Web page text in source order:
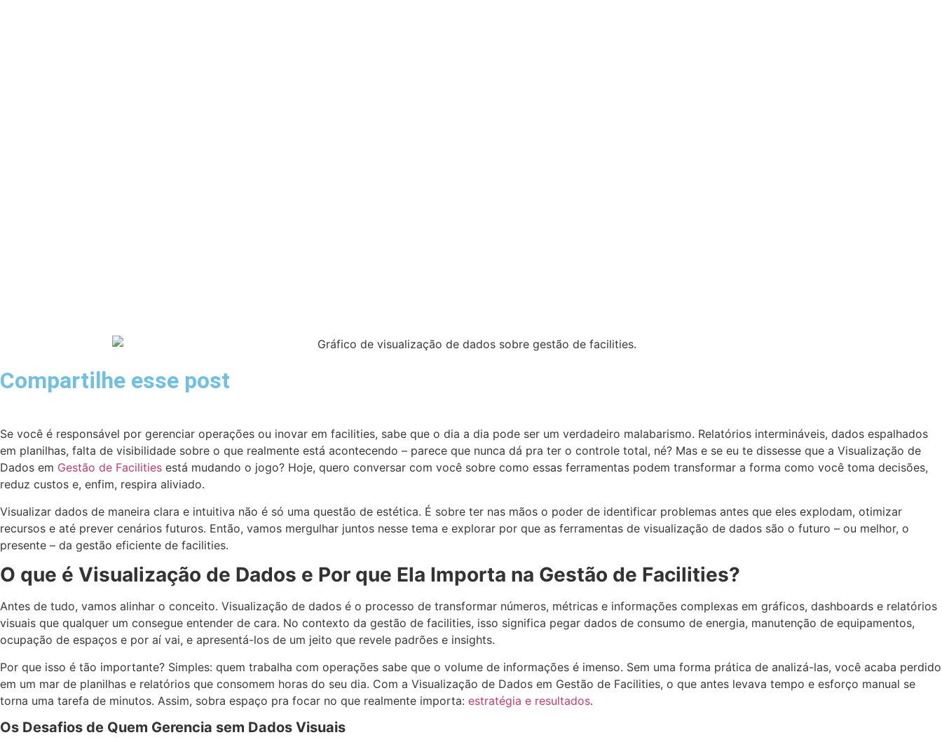
Compartilhe esse post
Se você é responsável por gerenciar operações ou inovar em facilities, sabe que o dia a dia pode ser um verdadeiro malabarismo. Relatórios intermináveis, dados espalhados
em planilhas, falta de visibilidade sobre o que realmente está acontecendo – parece que nunca dá pra ter o controle total, né? Mas e se eu te dissesse que a Visualização de
Dados em Gestão de Facilities está mudando o jogo? Hoje, quero conversar com você sobre como essas ferramentas podem transformar a forma como você toma decisões,
reduz custos e, enfim, respira aliviado.
Visualizar dados de maneira clara e intuitiva não é só uma questão de estética. É sobre ter nas mãos o poder de identificar problemas antes que eles explodam, otimizar
recursos e até prever cenários futuros. Então, vamos mergulhar juntos nesse tema e explorar por que as ferramentas de visualização de dados são o futuro – ou melhor, o
presente – da gestão eficiente de facilities.
O que é Visualização de Dados e Por que Ela Importa na Gestão de Facilities?
Antes de tudo, vamos alinhar o conceito. Visualização de dados é o processo de transformar números, métricas e informações complexas em gráficos, dashboards e relatórios
visuais que qualquer um consegue entender de cara. No contexto da gestão de facilities, isso significa pegar dados de consumo de energia, manutenção de equipamentos,
ocupação de espaços e por aí vai, e apresentá-los de um jeito que revele padrões e insights.
Por que isso é tão importante? Simples: quem trabalha com operações sabe que o volume de informações é imenso. Sem uma forma prática de analizá-las, você acaba perdido
em um mar de planilhas e relatórios que consomem horas do seu dia. Com a Visualização de Dados em Gestão de Facilities, o que antes levava tempo e esforço manual se
torna uma tarefa de minutos. Assim, sobra espaço pra focar no que realmente importa: estratégia e resultados.
Os Desafios de Quem Gerencia sem Dados Visuais